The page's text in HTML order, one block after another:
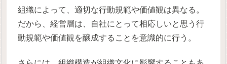
組織によって、適切な行動規範や価値観は異なる。
だから、経営層は、自社にとって相応しいと思う行
動規範や価値観を醸成することを意識的に行う。